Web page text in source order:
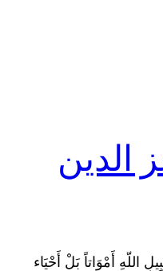
الدين
اللّهِ أَمْوَاتاً بَلْ أَحْيَاء